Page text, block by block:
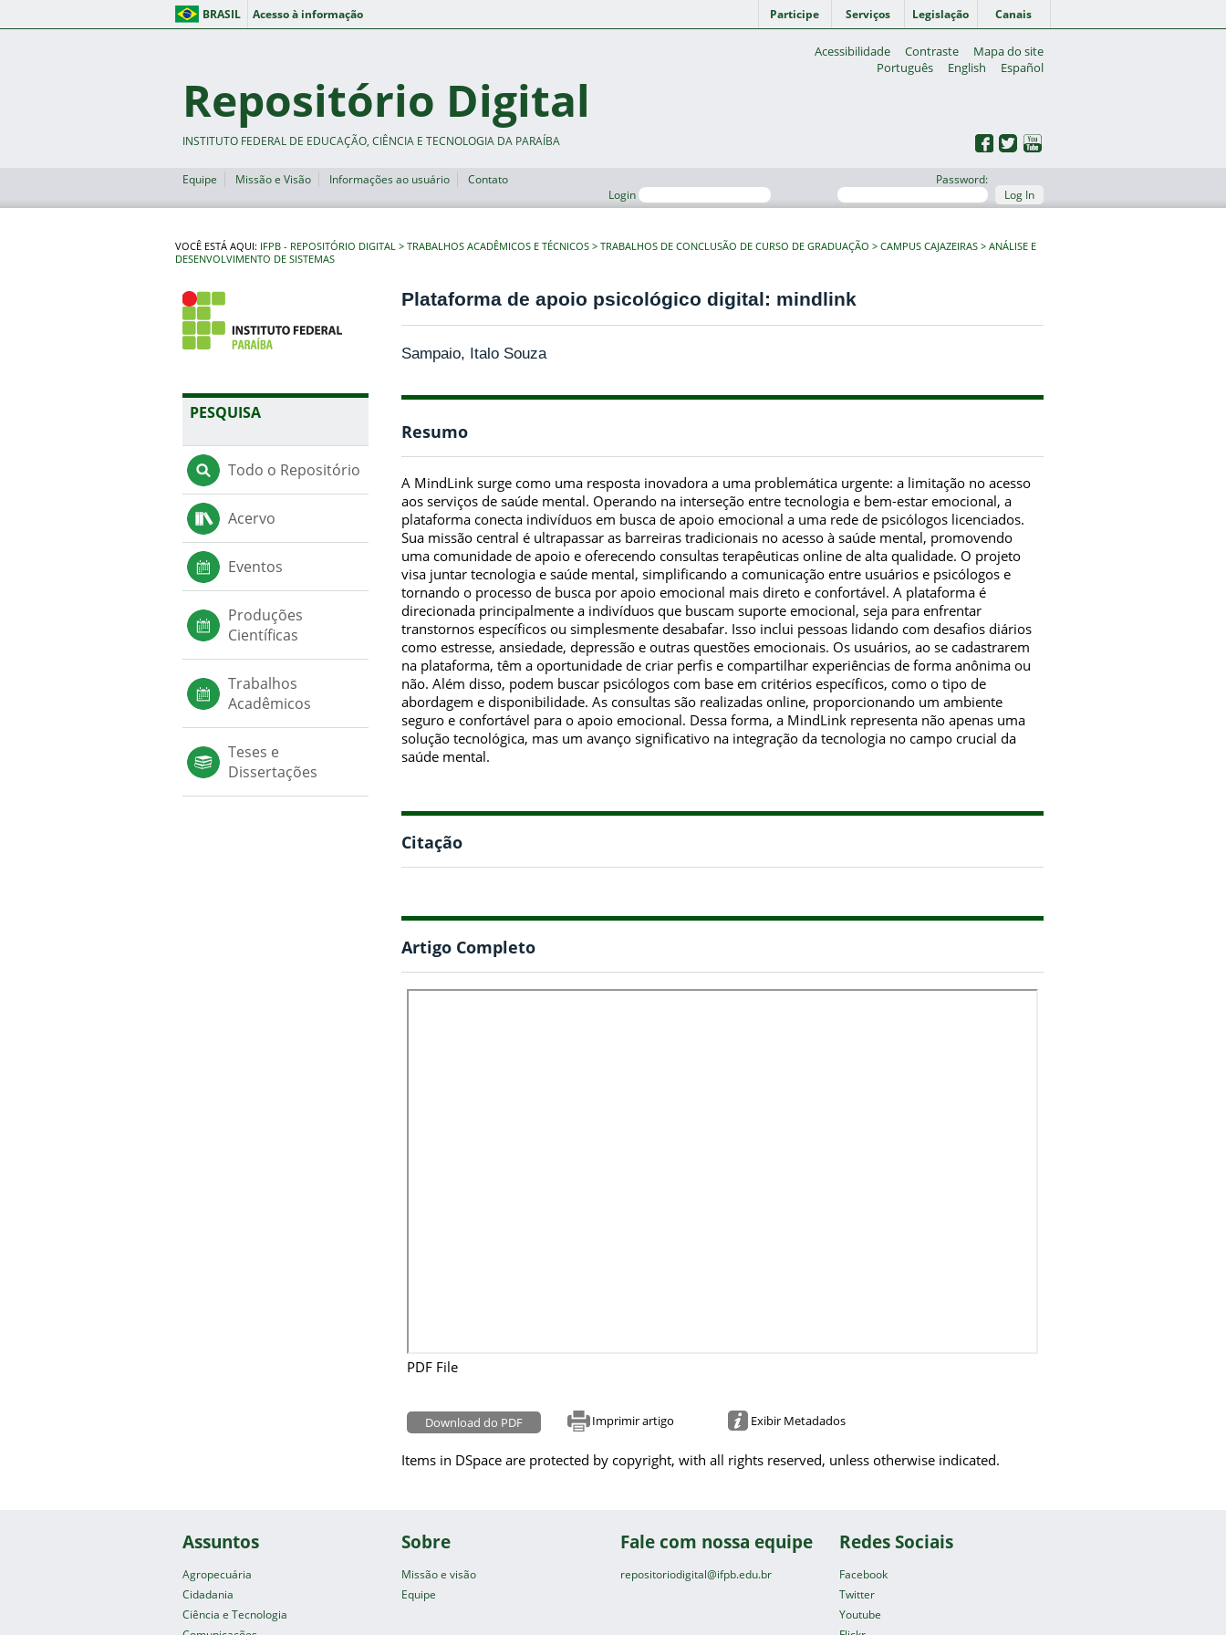
BRASIL Acesso à informação Participe Serviços Legislação Canais
Acessibilidade Contraste
Mapa do site
Português
English Español
Repositório Digital
INSTITUTO FEDERAL DE EDUCAÇÃO, CIÊNCIA E TECNOLOGIA DA PARAÍBA
Equipe Missão e Visão Informações ao usuário
Contato
Login
Password:
Log In
VOCÊ ESTÁ AQUI: IFPB - REPOSITÓRIO DIGITAL TRABALHOS ACADÊMICOS E TÉCNICOS TRABALHOS DE CONCLUSÃO DE CURSO DE GRADUAÇÃO CAMPUS CAJAZEIRAS
ANÁLISE E
DESENVOLVIMENTO DE SISTEMAS
PESQUISA
Todo o Repositório
Acervo
Eventos
Produções
Científicas
Trabalhos
Acadêmicos
Teses e
Dissertações
Plataforma de apoio psicológico digital: mindlink
Sampaio, Italo Souza
Resumo
A MindLink surge como uma resposta inovadora a uma problemática urgente: a limitação no acesso
aos serviços de saúde mental. Operando na interseção entre tecnologia e bem-estar emocional, a
plataforma conecta indivíduos em busca de apoio emocional a uma rede de psicólogos licenciados.
Sua missão central é ultrapassar as barreiras tradicionais no acesso à saúde mental, promovendo
uma comunidade de apoio e oferecendo consultas terapêuticas online de alta qualidade. O projeto
visa juntar tecnologia e saúde mental, simplificando a comunicação entre usuários e psicólogos e
tornando o processo de busca por apoio emocional mais direto e confortável. A plataforma é
direcionada principalmente a indivíduos que buscam suporte emocional, seja para enfrentar
transtornos específicos ou simplesmente desabafar. Isso inclui pessoas lidando com desafios diários
como estresse, ansiedade, depressão e outras questões emocionais. Os usuários, ao se cadastrarem
na plataforma, têm a oportunidade de criar perfis e compartilhar experiências de forma anônima ou
não. Além disso, podem buscar psicólogos com base em critérios específicos, como o tipo de
abordagem e disponibilidade. As consultas são realizadas online, proporcionando um ambiente
seguro e confortável para o apoio emocional. Dessa forma, a MindLink representa não apenas uma
solução tecnológica, mas um avanço significativo na integração da tecnologia no campo crucial da
saúde mental.
Citação
Artigo Completo
PDF File
Download do PDF Imprimir artigo Exibir Metadados
Items in DSpace are protected by copyright, with all rights reserved, unless otherwise indicated.
Assuntos
Agropecuária
Cidadania
Ciência e Tecnologia
Sobre
Missão e visão
Equipe
Fale com nossa equipe
repositoriodigital@ifpb.edu.br
Redes Sociais
Facebook
Twitter
Youtube